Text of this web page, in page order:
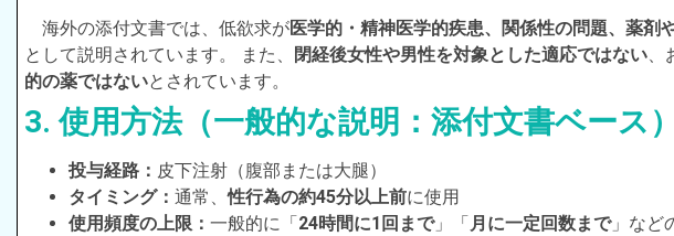
海外の添付文書では、低欲求が医学的・精神医学的疾患、関係性の問題、薬剤
として説明されています。 また、
閉経後女性や男性を対象とした適応ではない、
的の薬ではないとされています。
3. 使用方法（一般的な説明：添付文書ベース）
投与経路： 皮下注射（腹部または大腿）
タイミング： 通常、性行為の約45分以上前に使用
使用頻度の上限： 一般的に「24時間に1回まで」「月に一定回数まで」など